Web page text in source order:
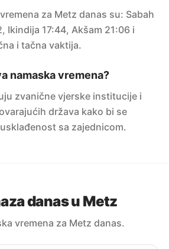
za Metz danas su: Sabah
Ikindija 17:44, Akšam 21:06 i
i tačna vaktija.
namaska vremena?
zvanične vjerske institucije i
država kako bi se
sa zajednicom.
danas u Metz
vremena za Metz danas.